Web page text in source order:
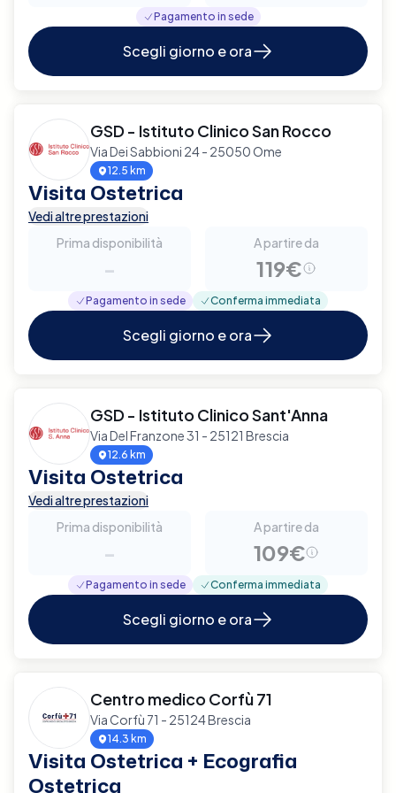
Pagamento in sede
Scegli giorno e ora
GSD - Istituto Clinico San Rocco
Via Dei Sabbioni 24 - 25050 Ome
12.5 km
Visita Ostetrica
Vedi altre prestazioni
Prima disponibilità
-
A partire da
119€
Pagamento in sede Conferma immediata
Scegli giorno e ora
GSD - Istituto Clinico Sant'Anna
Via Del Franzone 31 - 25121 Brescia
12.6 km
Visita Ostetrica
Vedi altre prestazioni
Prima disponibilità
-
A partire da
109€
Pagamento in sede Conferma immediata
Scegli giorno e ora
Centro medico Corfù 71
Via Corfù 71 - 25124 Brescia
14.3 km
Visita Ostetrica + Ecografia
Ostetrica